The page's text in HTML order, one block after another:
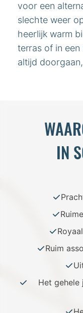
voor een
slechte weer
heerlijk warm
terras of in een
altijd
IN
Ruim
Het